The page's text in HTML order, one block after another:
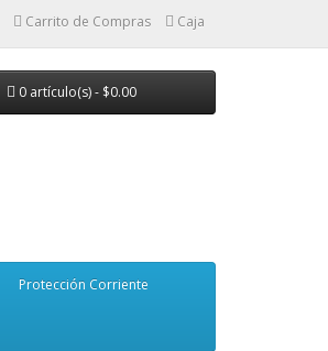
Carrito de Compras Caja
0 artículo(s) - $0.00
Protección Corriente